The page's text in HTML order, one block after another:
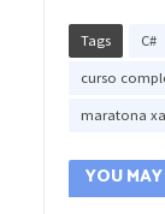
Tags C#
curso
maratona
YOU